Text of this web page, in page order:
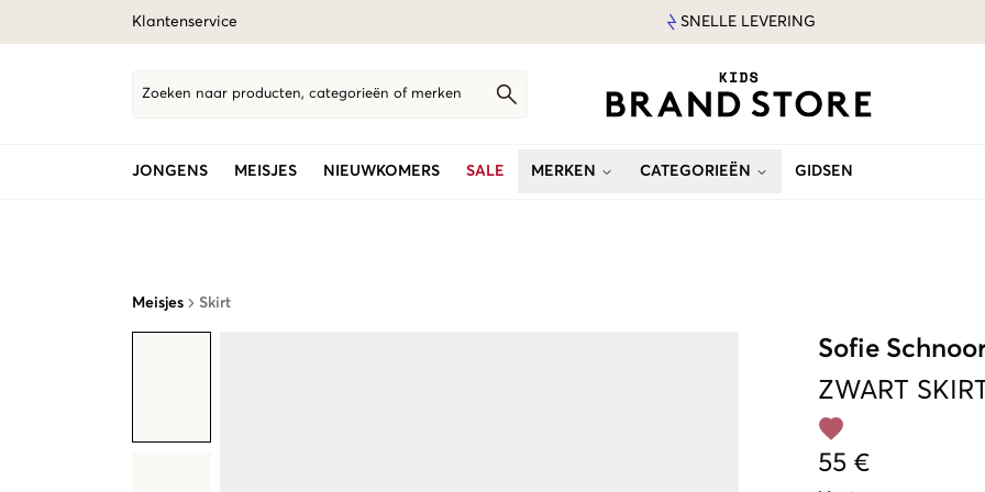
Klantenservice SNELLE LEVERING
Zoeken naar producten, categorieën of merken
JONGENS MEISJES NIEUWKOMERS SALE MERKEN CATEGORIEËN GIDSEN
Meisjes Skirt
Sofie
ZWART
55 €